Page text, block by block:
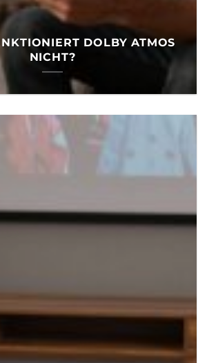
DOLBY ATMOS
NICHT?